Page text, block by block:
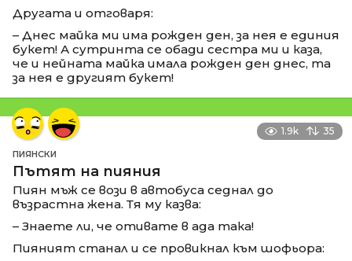
Другата и отговаря:
– Днес майка ми има рожден ден, за нея е единия
букет! А сутринта се обади сестра ми и каза,
че и нейната майка имала рожден ден днес, та
за нея е другият букет!
1.9k 35
ПИЯНСКИ
Пътят на пияния
Пиян мъж се вози в автобуса седнал до
възрастна жена. Тя му казва:
– Знаете ли, че отивате в ада така!
Пияният станал и се провикнал към шофьора: